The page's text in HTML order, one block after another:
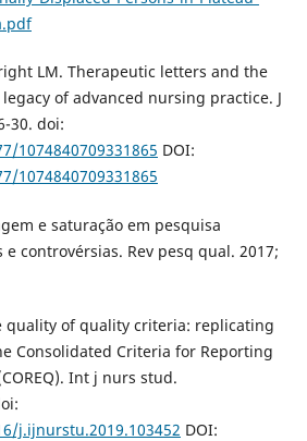
LM. Therapeutic letters and the
of advanced nursing practice. J
30. doi:
1074840709331865 DOI:
1074840709331865
e saturação em pesquisa
controvérsias. Rev pesq qual. 2017;
quality of quality criteria: replicating
Consolidated Criteria for Reporting
Int j nurs stud.
j.ijnurstu.2019.103452 DOI: